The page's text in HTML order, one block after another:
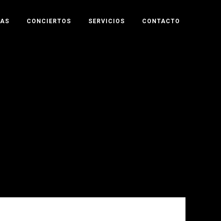
CONCIERTOS SERVICIOS CONTACTO